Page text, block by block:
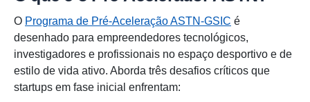
O Programa de Pré-Aceleração ASTN-GSIC é
desenhado para empreendedores tecnológicos,
investigadores e profissionais no espaço desportivo e de
estilo de vida ativo. Aborda três desafios críticos que
startups em fase inicial enfrentam: